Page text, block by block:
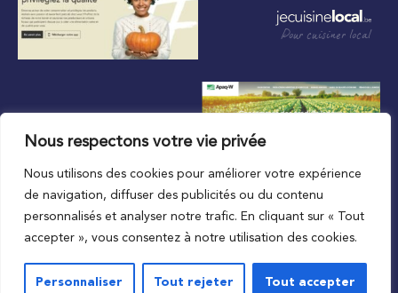
Nous respectons votre vie privée
Nous utilisons des cookies pour améliorer votre expérience
de navigation, diffuser des publicités ou du contenu
personnalisés et analyser notre trafic. En cliquant sur « Tout
accepter », vous consentez à notre utilisation des cookies.
Personnaliser Tout rejeter Tout accepter
Pour cuisiner local
Au plus proche du local
Vie privée